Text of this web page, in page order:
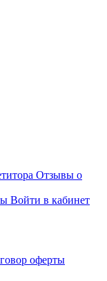
Отзывы о
Войти в кабинет
оферты